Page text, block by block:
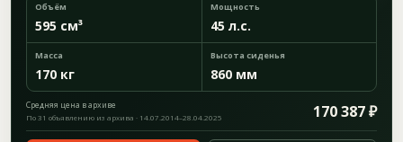
Объём
595 см³
Мощность
45 л.с.
Масса
170 кг
Высота сиденья
860 мм
Средняя цена в архиве 170 387 ₽
По 31 объявлению из архива · 14.07.2014–28.04.2025